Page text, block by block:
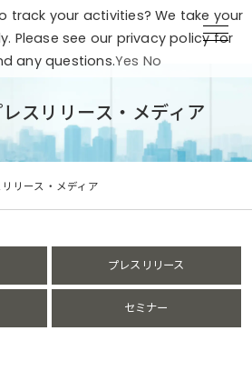
スリリース・メディア
リース・メディア
プレスリリース
セミナー
track your activities? We take your
Please see our privacy policy for
any questions.Yes No